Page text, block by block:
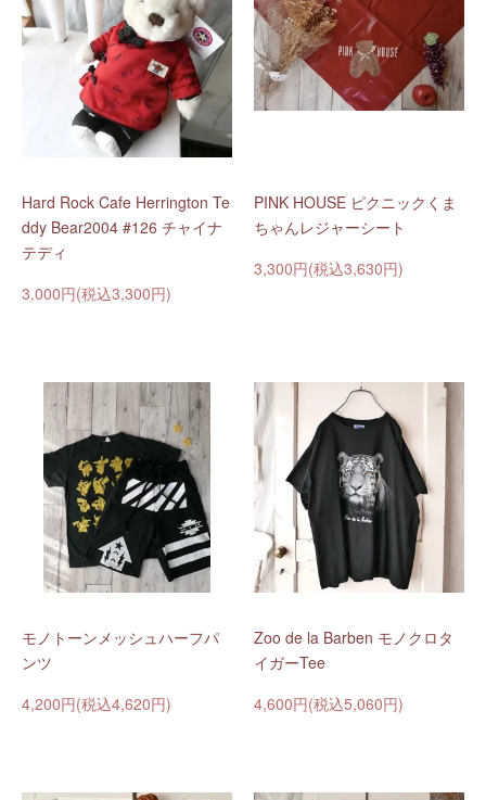
Hard Rock Cafe Herrington Te
ddy Bear2004 #126 チャイナ
テディ
3,000円(税込3,300円)
PINK HOUSE ピクニックくま
ちゃんレジャーシート
3,300円(税込3,630円)
モノトーンメッシュハーフパ
ンツ
4,200円(税込4,620円)
Zoo de la Barben モノクロタ
イガーTee
4,600円(税込5,060円)